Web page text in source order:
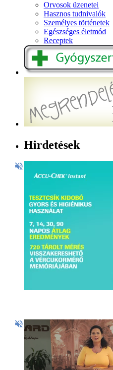
Orvosok üzenetei
Hasznos tudnivalók
Személyes történetek
Egészséges életmód
Receptek
Hirdetések